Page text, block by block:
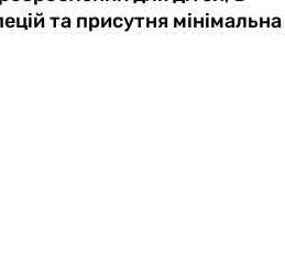
та присутня мінімальна